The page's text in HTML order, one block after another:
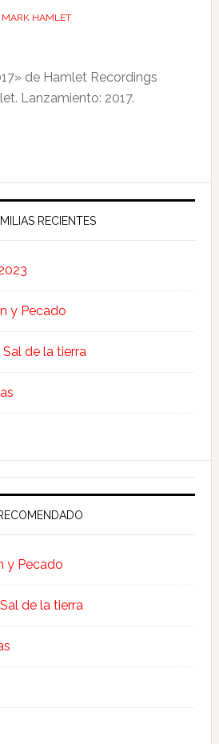
MARK HAMLET
de Hamlet Recordings
Lanzamiento: 2017.
RECIENTES
y Pecado
de la tierra
y Pecado
de la tierra